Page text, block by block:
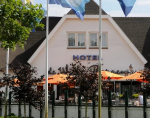
1 - 50 personen
50 - 100 personen
100 - 250 personen
250 - 500 personen
500+ personen
Bijzondere locaties
Buitenlocatie
Duurzame locatie